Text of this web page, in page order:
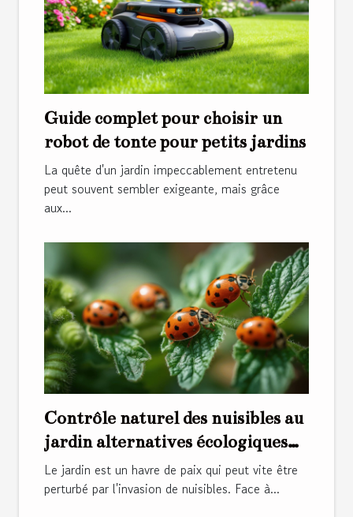
Guide complet pour choisir un
robot de tonte pour petits jardins
La quête d'un jardin impeccablement entretenu
peut souvent sembler exigeante, mais grâce
aux...
Contrôle naturel des nuisibles au
jardin alternatives écologiques
aux pesticides
Le jardin est un havre de paix qui peut vite être
perturbé par l'invasion de nuisibles. Face à...